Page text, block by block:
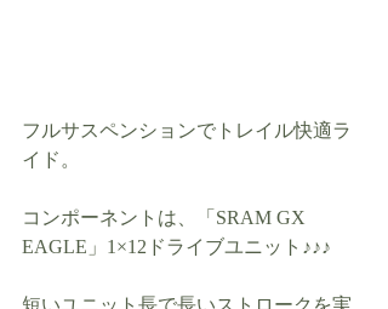
フルサスペンションでトレイル快適ラ
イド。
コンポーネントは、「SRAM GX
EAGLE」1×12ドライブユニット♪♪♪